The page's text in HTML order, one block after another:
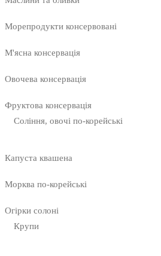
Морепродукти консервовані
М'ясна консервація
Овочева консервація
Фруктова консервація
Соління, овочі по-корейські
Капуста квашена
Морква по-корейські
Огірки солоні
Крупи